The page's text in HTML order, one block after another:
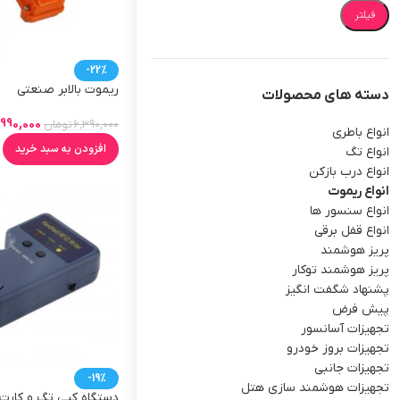
فیلتر
دسته های محصولات
انواع باطری
انواع تگ
انواع درب بازکن
انواع ریموت
انواع سنسور ها
انواع قفل برقی
پریز هوشمند
پریز هوشمند توکار
پشنهاد شگفت انگیز
پیش فرض
تجهیزات آسانسور
تجهیزات بروز خودرو
تجهیزات جانبی
تجهیزات هوشمند سازی هتل
-22%
ریموت بالابر صنعتی
6,390,000تومان
افزودن به سبد خرید
-19%